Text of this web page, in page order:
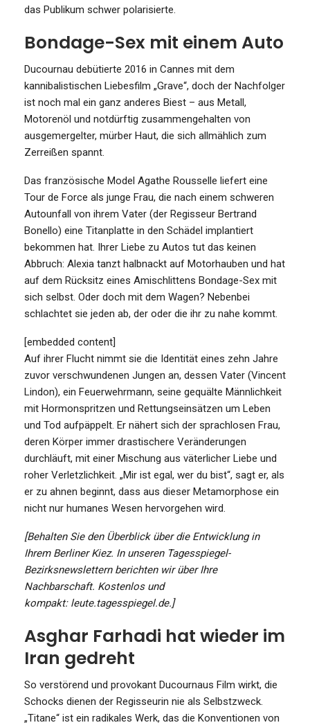
das Publikum schwer polarisierte.
Bondage-Sex mit einem Auto
Ducournau debütierte 2016 in Cannes mit dem
kannibalistischen Liebesfilm „Grave“, doch der Nachfolger
ist noch mal ein ganz anderes Biest – aus Metall,
Motorenöl und notdürftig zusammengehalten von
ausgemergelter, mürber Haut, die sich allmählich zum
Zerreißen spannt.
Das französische Model Agathe Rousselle liefert eine
Tour de Force als junge Frau, die nach einem schweren
Autounfall von ihrem Vater (der Regisseur Bertrand
Bonello) eine Titanplatte in den Schädel implantiert
bekommen hat. Ihrer Liebe zu Autos tut das keinen
Abbruch: Alexia tanzt halbnackt auf Motorhauben und hat
auf dem Rücksitz eines Amischlittens Bondage-Sex mit
sich selbst. Oder doch mit dem Wagen? Nebenbei
schlachtet sie jeden ab, der oder die ihr zu nahe kommt.
[embedded content]
Auf ihrer Flucht nimmt sie die Identität eines zehn Jahre
zuvor verschwundenen Jungen an, dessen Vater (Vincent
Lindon), ein Feuerwehrmann, seine gequälte Männlichkeit
mit Hormonspritzen und Rettungseinsätzen um Leben
und Tod aufpäppelt. Er nähert sich der sprachlosen Frau,
deren Körper immer drastischere Veränderungen
durchläuft, mit einer Mischung aus väterlicher Liebe und
roher Verletzlichkeit. „Mir ist egal, wer du bist“, sagt er, als
er zu ahnen beginnt, dass aus dieser Metamorphose ein
nicht nur humanes Wesen hervorgehen wird.
[Behalten Sie den Überblick über die Entwicklung in
Ihrem Berliner Kiez. In unseren Tagesspiegel-
Bezirksnewslettern berichten wir über Ihre
Nachbarschaft. Kostenlos und
kompakt: leute.tagesspiegel.de.]
Asghar Farhadi hat wieder im
Iran gedreht
So verstörend und provokant Ducournaus Film wirkt, die
Schocks dienen der Regisseurin nie als Selbstzweck.
„Titane“ ist ein radikales Werk, das die Konventionen von